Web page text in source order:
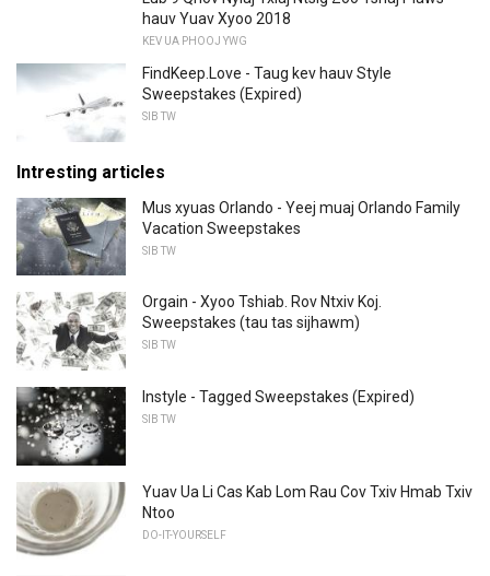
hauv Yuav Xyoo 2018
KEV UA PHOOJ YWG
FindKeep.Love - Taug kev hauv Style
Sweepstakes (Expired)
SIB TW
Intresting articles
Mus xyuas Orlando - Yeej muaj Orlando Family
Vacation Sweepstakes
SIB TW
Orgain - Xyoo Tshiab. Rov Ntxiv Koj.
Sweepstakes (tau tas sijhawm)
SIB TW
Instyle - Tagged Sweepstakes (Expired)
SIB TW
Yuav Ua Li Cas Kab Lom Rau Cov Txiv Hmab Txiv
Ntoo
DO-IT-YOURSELF